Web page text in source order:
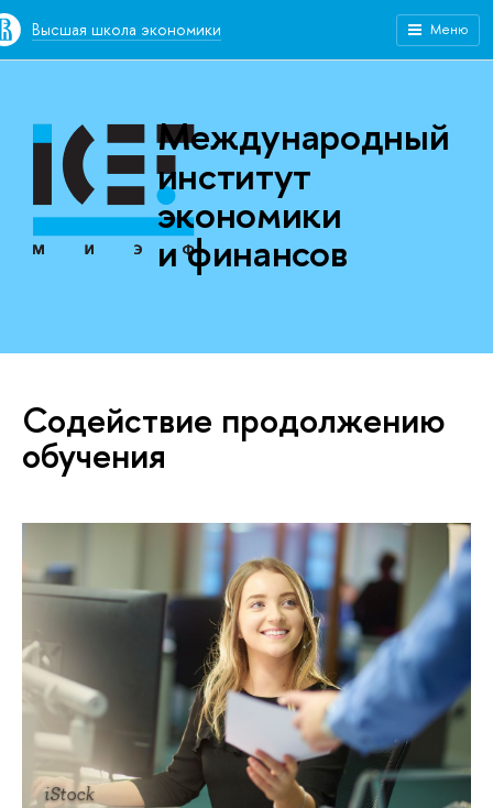
Высшая школа экономики Меню
Международный
институт
экономики
и финансов
Содействие продолжению
обучения
iStock